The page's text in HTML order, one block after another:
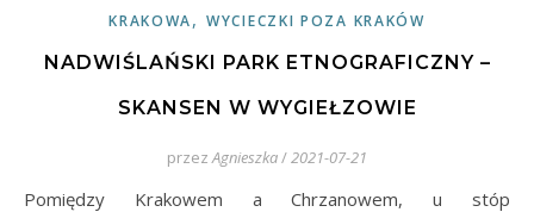
KRAKOWA,WYCIECZKI POZA KRAKÓW
NADWIŚLAŃSKI PARK ETNOGRAFICZNY –
SKANSEN W WYGIEŁZOWIE
przez Agnieszka/2021-07-21
Pomiędzy Krakowem a Chrzanowem, u stóp